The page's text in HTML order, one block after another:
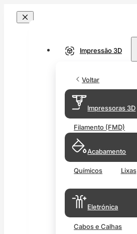
Impressão 3D
Voltar
Impressoras 3D
Filamento (FMD)
Acabamento
Químicos Lixas
Eletrónica
Cabos e Calhas